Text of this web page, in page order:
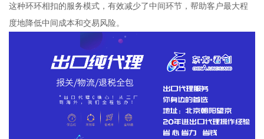
这种环环相扣的服务模式，有效减少了中间环节，帮助客户最大程
度地降低中间成本和交易风险。